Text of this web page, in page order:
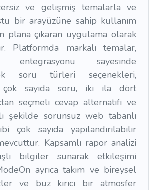
ve gelişmiş temalarla ve
bir arayüzüne sahip kullanım
plana çıkaran uygulama olarak
Platformda markalı temalar,
entegrasyonu sayesinde
soru türleri seçenekleri,
çok sayıda soru, iki ila dört
seçmeli cevap alternatifi ve
şekilde sorunsuz web tabanlı
çok sayıda yapılandırılabilir
Kapsamlı rapor analizi
bilgiler sunarak etkileşimi
ayrıca takım ve bireysel
ve buz kırıcı bir atmosfer